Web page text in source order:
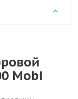
Mobi